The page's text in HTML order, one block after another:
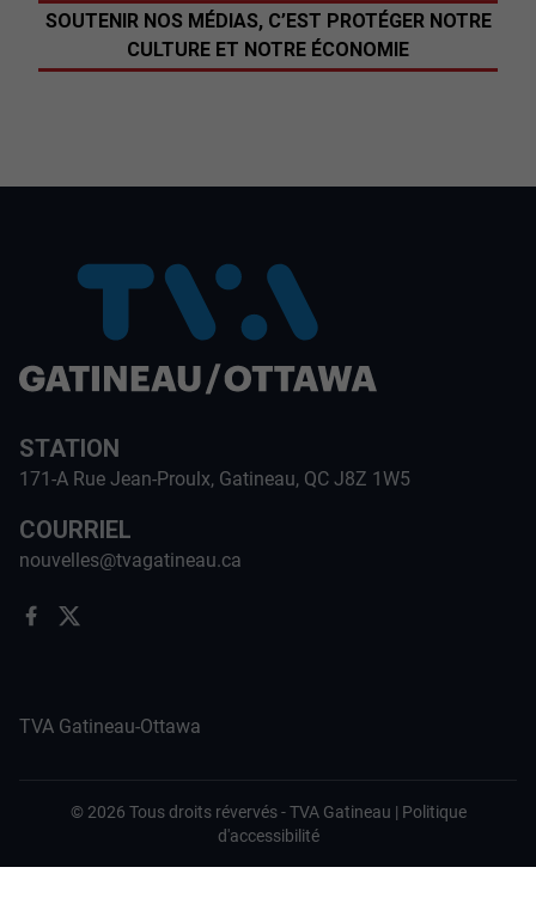
SOUTENIR NOS MÉDIAS, C’EST PROTÉGER NOTRE
CULTURE ET NOTRE ÉCONOMIE
STATION
171-A Rue Jean-Proulx, Gatineau, QC J8Z 1W5
COURRIEL
nouvelles@tvagatineau.ca
TVA Gatineau-Ottawa
© 2026 Tous droits révervés -TVA Gatineau | Politique
d'accessibilité